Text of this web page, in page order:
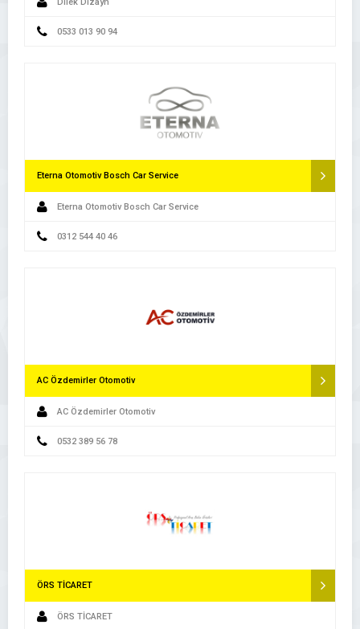
0533 013 90 94
Eterna Otomotiv Bosch Car Service
Eterna Otomotiv Bosch Car Service
0312 544 40 46
AC Özdemirler Otomotiv
AC Özdemirler Otomotiv
0532 389 56 78
ÖRS TİCARET
ÖRS TİCARET